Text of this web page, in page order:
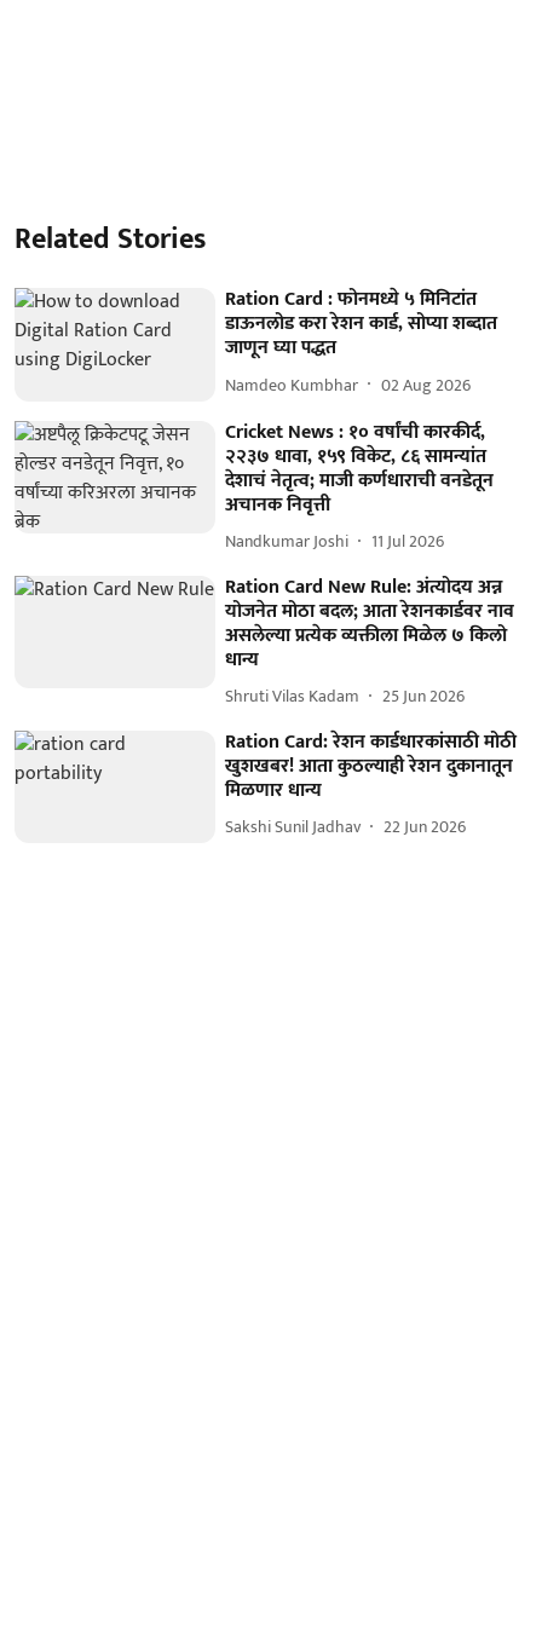
Related Stories
Ration Card : फोनमध्ये ५ मिनिटांत
डाऊनलोड करा रेशन कार्ड, सोप्या शब्दात
जाणून घ्या पद्धत
Namdeo Kumbhar 02 Aug 2026
Cricket News : १० वर्षांची कारकीर्द,
२२३७ धावा, १५९ विकेट, ८६ सामन्यांत
देशाचं नेतृत्व; माजी कर्णधाराची वनडेतून
अचानक निवृत्ती
Nandkumar Joshi 11 Jul 2026
Ration Card New Rule: अंत्योदय अन्न
योजनेत मोठा बदल; आता रेशनकार्डवर नाव
असलेल्या प्रत्येक व्यक्तीला मिळेल ७ किलो
धान्य
Shruti Vilas Kadam 25 Jun 2026
Ration Card: रेशन कार्डधारकांसाठी मोठी
खुशखबर! आता कुठल्याही रेशन दुकानातून
मिळणार धान्य
Sakshi Sunil Jadhav 22 Jun 2026